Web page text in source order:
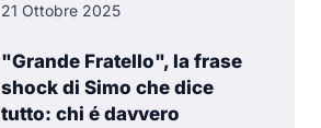
21 Ottobre 2025
"Grande Fratello", la frase
shock di Simo che dice
tutto: chi é davvero